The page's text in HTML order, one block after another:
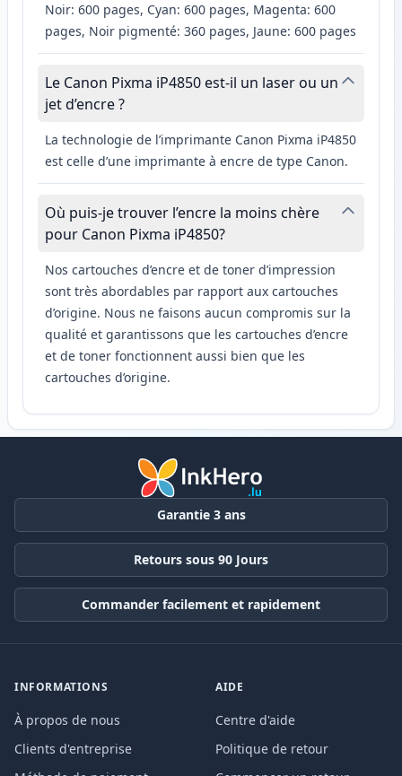
Noir: 600 pages, Cyan: 600 pages, Magenta: 600
pages, Noir pigmenté: 360 pages, Jaune: 600 pages
Le Canon Pixma iP4850 est-il un laser ou un
jet d’encre ?
La technologie de l’imprimante Canon Pixma iP4850
est celle d’une imprimante à encre de type Canon.
Où puis-je trouver l’encre la moins chère
pour Canon Pixma iP4850?
Nos cartouches d’encre et de toner d’impression
sont très abordables par rapport aux cartouches
d’origine. Nous ne faisons aucun compromis sur la
qualité et garantissons que les cartouches d’encre
et de toner fonctionnent aussi bien que les
cartouches d’origine.
Garantie 3 ans
Retours sous 90 Jours
Commander facilement et rapidement
INFORMATIONS
À propos de nous
Clients d'entreprise
AIDE
Centre d'aide
Politique de retour